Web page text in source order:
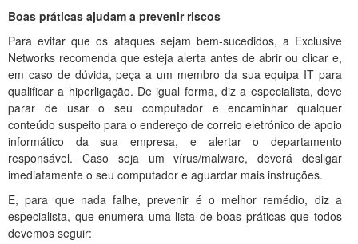
Boas práticas ajudam a prevenir riscos
Para evitar que os ataques sejam bem-sucedidos, a Exclusive
Networks recomenda que esteja alerta antes de abrir ou clicar e,
em caso de dúvida, peça a um membro da sua equipa IT para
qualificar a hiperligação. De igual forma, diz a especialista, deve
parar de usar o seu computador e encaminhar qualquer
conteúdo suspeito para o endereço de correio eletrónico de apoio
informático da sua empresa, e alertar o departamento
responsável. Caso seja um vírus/malware, deverá desligar
imediatamente o seu computador e aguardar mais instruções.
E, para que nada falhe, prevenir é o melhor remédio, diz a
especialista, que enumera uma lista de boas práticas que todos
devemos seguir: